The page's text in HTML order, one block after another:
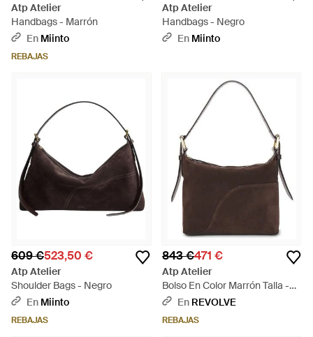
Atp Atelier
Handbags - Marrón
En Miinto
REBAJAS
Atp Atelier
Handbags - Negro
En Miinto
609 €523,50 €
Atp Atelier
Shoulder Bags - Negro
En Miinto
REBAJAS
843 €471 €
Atp Atelier
Bolso En Color Marrón Talla -
Marrón
En REVOLVE
REBAJAS